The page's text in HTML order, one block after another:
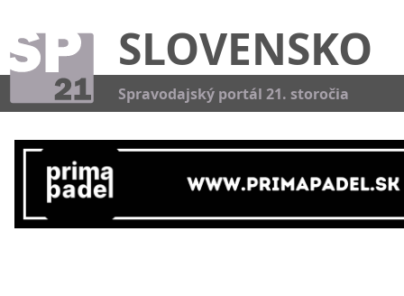
SLOVENSKO
Spravodajský portál 21. storočia